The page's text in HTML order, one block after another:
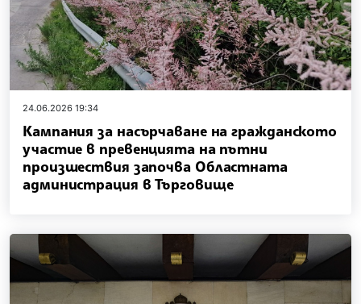
24.06.2026 19:34
Кампания за насърчаване на гражданското
участие в превенцията на пътни
произшествия започва Областната
администрация в Търговище